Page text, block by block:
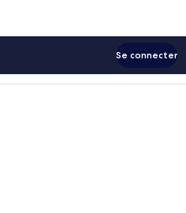
Se connecter